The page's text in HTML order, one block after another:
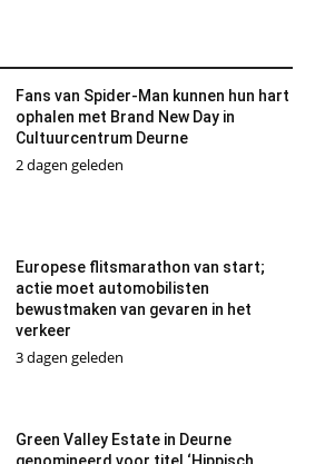
Fans van Spider-Man kunnen hun hart
ophalen met Brand New Day in
Cultuurcentrum Deurne
2 dagen geleden
Europese flitsmarathon van start;
actie moet automobilisten
bewustmaken van gevaren in het
verkeer
3 dagen geleden
Green Valley Estate in Deurne
genomineerd voor titel ‘Hippisch